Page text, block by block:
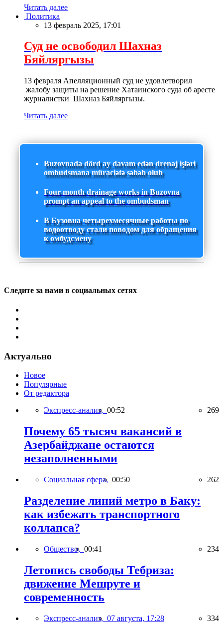
Читать далее
Политика
13 февраль 2025, 17:01
Суд не освободил Шахназ
Бяйляргызы
13 февраля Апелляционный суд не удовлетворил
жалобу защиты на решение Хатаинского суда об аресте
журналистки Шахназ Бяйляргызы.
Читать далее
Buzovnada dörd ay davam edən drenaj işləri
ombudsmana müraciətə səbəb olub
Four-month drainage works in Buzovna
prompt an appeal to the ombudsman
В Бузовна четырехмесячные работы по
водоотводу стали поводом для обращения
к омбудсмену
Следите за нами в социальных сетях
Актуально
Новое
Популярные
От редактора
Экспресс-анализ, 00:52 269
Почему 65 тысяч вакансий в
Азербайджане остаются
незаполненными
Социальная сфера, 00:50 262
Разделение линий метро в Баку:
как избежать транспортного
коллапса?
Общество, 00:41 234
Летопись свободы Тебриза:
движение Мешруте и
современность
Экспресс-анализ, 07 августа, 17:28 334